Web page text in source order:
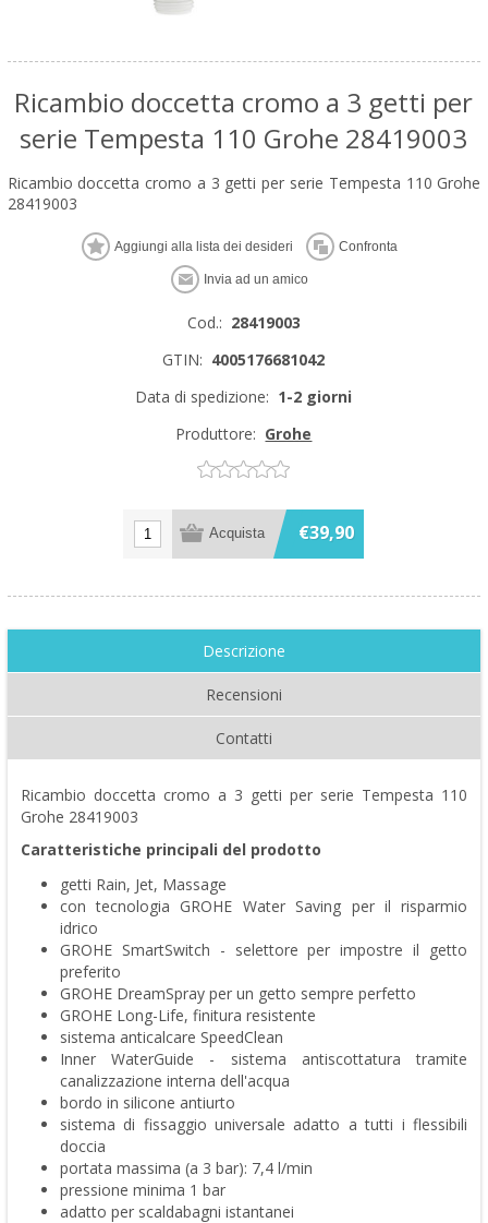
Ricambio doccetta cromo a 3 getti per
serie Tempesta 110 Grohe 28419003
Ricambio doccetta cromo a 3 getti per serie Tempesta 110 Grohe
28419003
Cod.: 28419003
GTIN: 4005176681042
Data di spedizione: 1-2 giorni
Produttore: Grohe
€39,90
Descrizione
Recensioni
Contatti
Ricambio doccetta cromo a 3 getti per serie Tempesta 110
Grohe 28419003
Caratteristiche principali del prodotto
getti Rain, Jet, Massage
con tecnologia GROHE Water Saving per il risparmio
idrico
GROHE SmartSwitch - selettore per impostre il getto
preferito
GROHE DreamSpray per un getto sempre perfetto
GROHE Long-Life, finitura resistente
sistema anticalcare SpeedClean
Inner WaterGuide - sistema antiscottatura tramite
canalizzazione interna dell'acqua
bordo in silicone antiurto
sistema di fissaggio universale adatto a tutti i flessibili
doccia
portata massima (a 3 bar): 7,4 l/min
pressione minima 1 bar
adatto per scaldabagni istantanei